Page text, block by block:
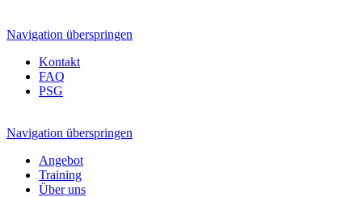
Navigation überspringen
Kontakt
FAQ
PSG
Navigation überspringen
Angebot
Training
Über uns